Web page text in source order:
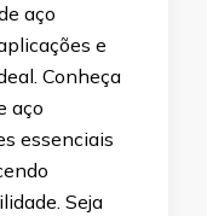
aço
e
Conheça
aço
essenciais
Seja